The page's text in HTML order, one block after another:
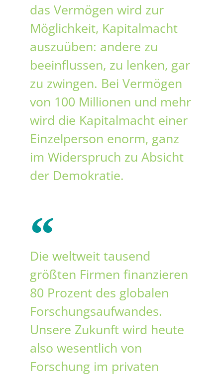
das Vermögen wird zur
Möglichkeit, Kapitalmacht
auszuüben: andere zu
beeinflussen, zu lenken, gar
zu zwingen. Bei Vermögen
von 100 Millionen und mehr
wird die Kapitalmacht einer
Einzelperson enorm, ganz
im Widerspruch zu Absicht
der Demokratie.
Die weltweit tausend
größten Firmen finanzieren
80 Prozent des globalen
Forschungsaufwandes.
Unsere Zukunft wird heute
also wesentlich von
Forschung im privaten